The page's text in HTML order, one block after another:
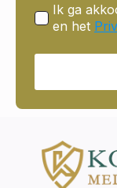
Ik ga
en het